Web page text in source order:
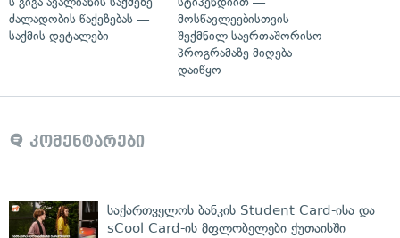
ძალადობის წაქეზებას —
საქმის დეტალები
მოსწავლეებისთვის
შექმნილ საერთაშორისო
პროგრამაზე მიღება
დაიწყო
კომენტარები
საქართველოს ბანკის Student Card-ისა და
sCool Card-ის მფლობელები ქუთაისში